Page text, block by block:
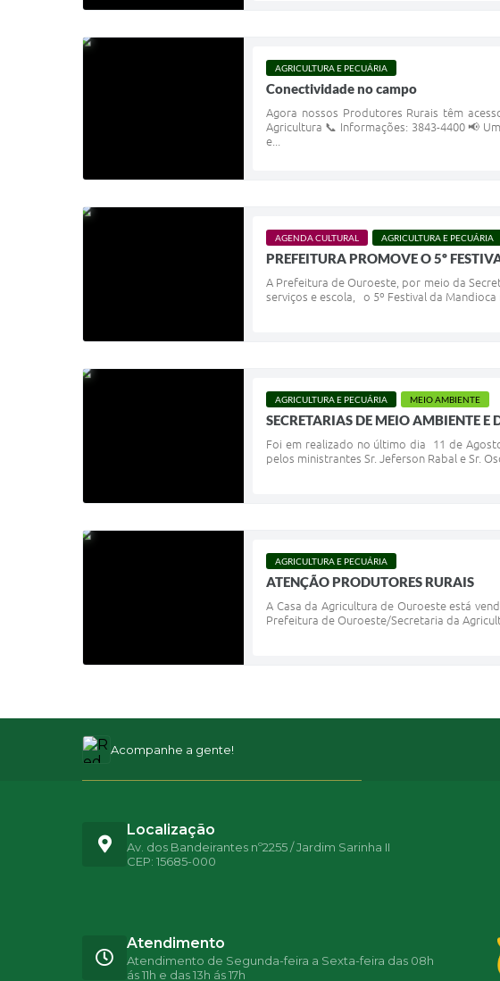
AGRICULTURA E PECUÁRIA
Conectividade no campo
Agora nossos Produtores Rurais têm
Agricultura 📞 Informações: 3843-4400 📢
e...
AGENDA CULTURAL AGRICULTURA E PECUÁRIA
PREFEITURA PROMOVE O 5º
A Prefeitura de Ouroeste, por meio da
serviços e escola, o 5º Festival da
AGRICULTURA E PECUÁRIA MEIO AMBIENTE
SECRETARIAS DE MEIO AMBIENTE
Foi em realizado no último dia 11 de
pelos ministrantes Sr. Jeferson Rabal e Sr.
AGRICULTURA E PECUÁRIA
ATENÇÃO PRODUTORES RURAIS
A Casa da Agricultura de Ouroeste está
Prefeitura de Ouroeste/Secretaria da
Acompanhe a gente!
Localização
Av. dos Bandeirantes nº2255 / Jardim Sarinha II
CEP: 15685-000
Atendimento
Atendimento de Segunda-feira a Sexta-feira das 08h
ás 11h e das 13h ás 17h